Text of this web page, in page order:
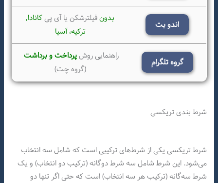
اندو بت
بدونفیلترشکن یا آی پیکانادا,
ترکیه، آسیا
گروه تلگرام
راهنمایی روشپرداخت و برداشت
(گروه چت)
شرط بندی تریکسی
شرط تریکسی یکی از شرط‌های ترکیبی است که شامل سه انتخاب
می‌شود. این شرط شامل سه شرط دوگانه (ترکیب دو انتخاب) و یک
شرط سه‌گانه (ترکیب هر سه انتخاب) است که حتی اگر تنها دو